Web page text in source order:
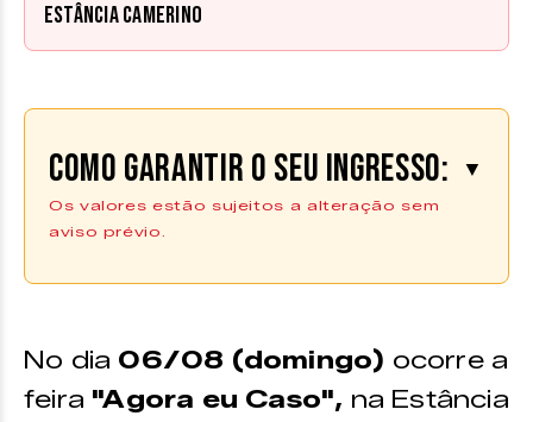
Estância Camerino
Como garantir o seu ingresso: ▼
Os valores estão sujeitos a alteração sem
aviso prévio.
No dia 06/08 (domingo) ocorre a
feira "Agora eu Caso", na Estância